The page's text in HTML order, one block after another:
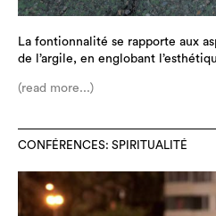
La fontionnalité se rapporte aux
de l’argile, en englobant
(read more...)
CONFÉRENCES: SPIRITUALITÉ